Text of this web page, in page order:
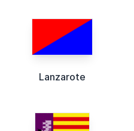
Lanzarote